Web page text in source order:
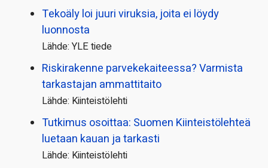
Tekoäly loi juuri viruksia, joita ei löydy
luonnosta
Lähde: YLE tiede
Riskirakenne parvekekaiteessa? Varmista
tarkastajan ammattitaito
Lähde: Kiinteistölehti
Tutkimus osoittaa: Suomen Kiinteistölehteä
luetaan kauan ja tarkasti
Lähde: Kiinteistölehti